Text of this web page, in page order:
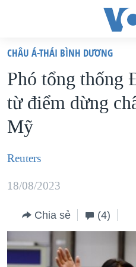
truy
cập
Tới
nội
dung
chính
điều
hướng
chính
Đi
VIỆT NAM
HOA KỲ
BIỂN ĐÔNG
THẾ GIỚI
DIỄN ĐÀN
MỤC
VẠCH TRẦN TIN GIẢ
CHUYÊN ĐỀ
CHIẾN TRANH THƯƠNG
HỌC TIẾNG ANH
CHÂU Á-THÁI BÌNH DƯƠNG
Phó tổng thống
từ điểm dừng
Mỹ
Reuters
18/08/2023
Chia sẻ (4)